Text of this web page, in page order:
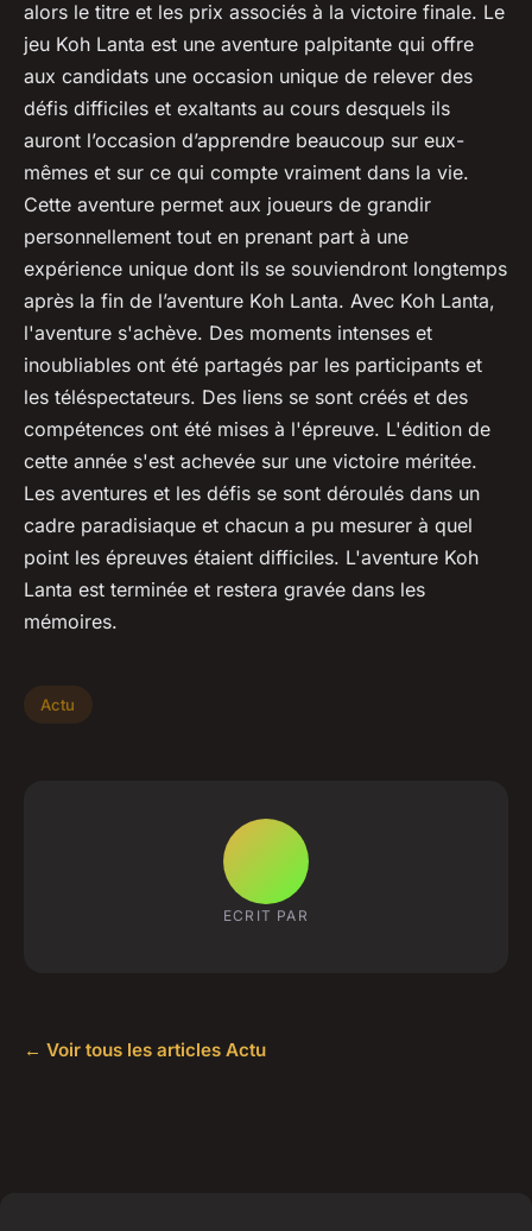
alors le titre et les prix associés à la victoire finale. Le
jeu Koh Lanta est une aventure palpitante qui offre
aux candidats une occasion unique de relever des
défis difficiles et exaltants au cours desquels ils
auront l’occasion d’apprendre beaucoup sur eux-
mêmes et sur ce qui compte vraiment dans la vie.
Cette aventure permet aux joueurs de grandir
personnellement tout en prenant part à une
expérience unique dont ils se souviendront longtemps
après la fin de l’aventure Koh Lanta. Avec Koh Lanta,
l'aventure s'achève. Des moments intenses et
inoubliables ont été partagés par les participants et
les téléspectateurs. Des liens se sont créés et des
compétences ont été mises à l'épreuve. L'édition de
cette année s'est achevée sur une victoire méritée.
Les aventures et les défis se sont déroulés dans un
cadre paradisiaque et chacun a pu mesurer à quel
point les épreuves étaient difficiles. L'aventure Koh
Lanta est terminée et restera gravée dans les
mémoires.
Actu
ECRIT PAR
← Voir tous les articles Actu